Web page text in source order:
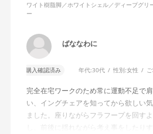
ワイト樹脂脚／ホワイトシェル／ディープグリ
ー
ばななわに
購入確認済み 年代:30代 性別:女性
完全在宅ワークのため常に運動不足で
い、イングチェアを知ってから欲しい
ました。座りながらフラフープを回す
し、前後に揺れながら考え事をしたり